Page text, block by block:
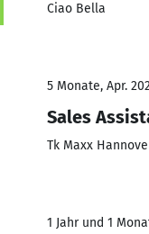
Ciao Bella
5 Monate, Apr.
Sales
Tk Maxx
1 Jahr und 1